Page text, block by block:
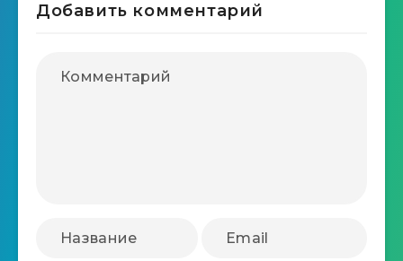
Добавить комментарий